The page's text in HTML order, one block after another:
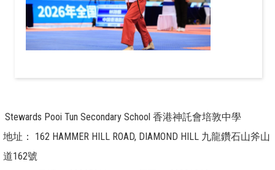
Stewards Pooi Tun Secondary School 香港神託會培敦中學
地址：
162 HAMMER HILL ROAD, DIAMOND HILL 九龍鑽石山斧山
道162號